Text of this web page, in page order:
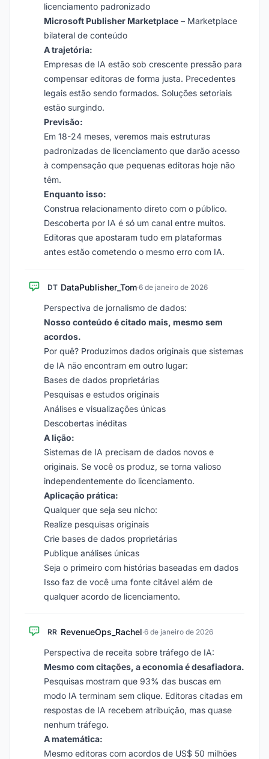
licenciamento padronizado
Microsoft Publisher Marketplace – Marketplace
bilateral de conteúdo
A trajetória:
Empresas de IA estão sob crescente pressão para
compensar editoras de forma justa. Precedentes
legais estão sendo formados. Soluções setoriais
estão surgindo.
Previsão:
Em 18-24 meses, veremos mais estruturas
padronizadas de licenciamento que darão acesso
à compensação que pequenas editoras hoje não
têm.
Enquanto isso:
Construa relacionamento direto com o público.
Descoberta por IA é só um canal entre muitos.
Editoras que apostaram tudo em plataformas
antes estão cometendo o mesmo erro com IA.
DT DataPublisher_Tom·6 de janeiro de 2026
Perspectiva de jornalismo de dados:
Nosso conteúdo é citado mais, mesmo sem
acordos.
Por quê? Produzimos dados originais que sistemas
de IA não encontram em outro lugar:
Bases de dados proprietárias
Pesquisas e estudos originais
Análises e visualizações únicas
Descobertas inéditas
A lição:
Sistemas de IA precisam de dados novos e
originais. Se você os produz, se torna valioso
independentemente do licenciamento.
Aplicação prática:
Qualquer que seja seu nicho:
Realize pesquisas originais
Crie bases de dados proprietárias
Publique análises únicas
Seja o primeiro com histórias baseadas em dados
Isso faz de você uma fonte citável além de
qualquer acordo de licenciamento.
RR RevenueOps_Rachel·6 de janeiro de 2026
Perspectiva de receita sobre tráfego de IA:
Mesmo com citações, a economia é desafiadora.
Pesquisas mostram que 93% das buscas em
modo IA terminam sem clique. Editoras citadas em
respostas de IA recebem atribuição, mas quase
nenhum tráfego.
A matemática:
Mesmo editoras com acordos de US$ 50 milhões